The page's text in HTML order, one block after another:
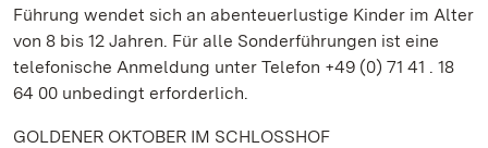
Führung wendet sich an abenteuerlustige Kinder im Alter
von 8 bis 12 Jahren. Für alle Sonderführungen ist eine
telefonische Anmeldung unter Telefon +49 (0) 71 41 . 18
64 00 unbedingt erforderlich.
GOLDENER OKTOBER IM SCHLOSSHOF